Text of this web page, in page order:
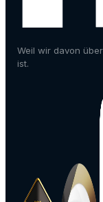
Weil wir davon
ist.